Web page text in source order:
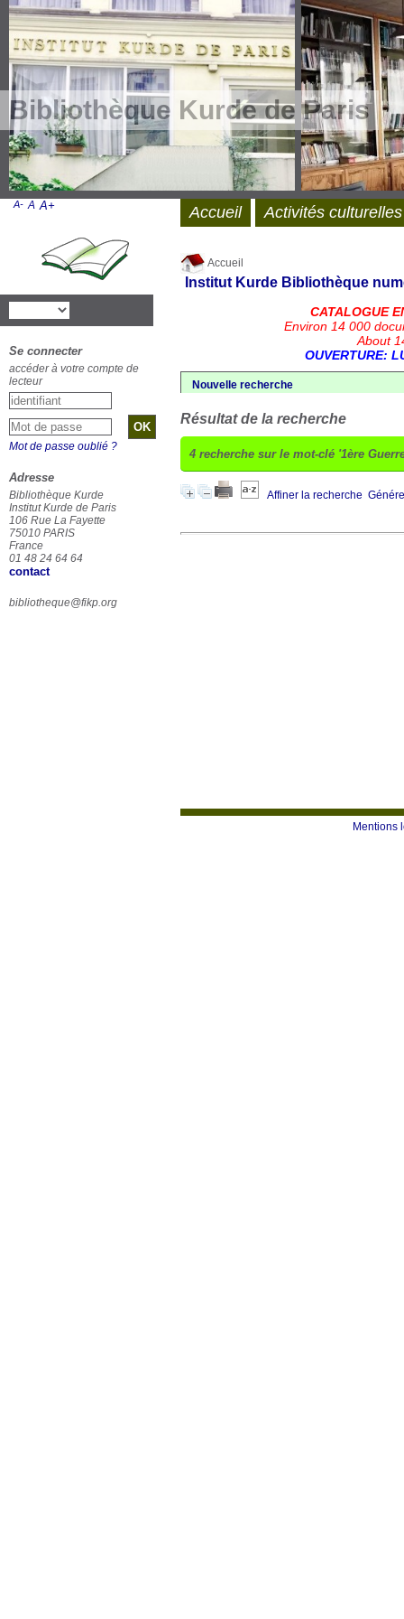
Bibliothèque Kurde de Paris
Accueil
Institut Kurde Bibliothèque
CATALOGUE
Environ 14 000
About
OUVERTURE:
Nouvelle recherche
Résultat de la recherche
4 recherche sur le mot-clé '1ère
Affiner la recherche
Mentions
Accueil Activités culturelles
A- A A+
Se connecter
accéder à votre compte de
lecteur
Mot de passe oublié ?
Adresse
Bibliothèque Kurde
Institut Kurde de Paris
106 Rue La Fayette
75010 PARIS
France
01 48 24 64 64
contact
bibliotheque@fikp.org